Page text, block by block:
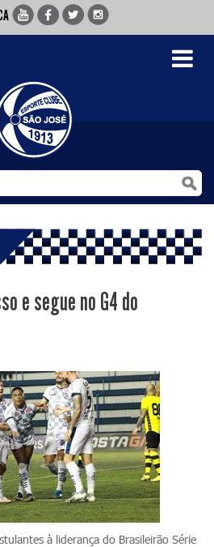
Toggle
e segue no G4 do
à liderança do Brasileirão Série